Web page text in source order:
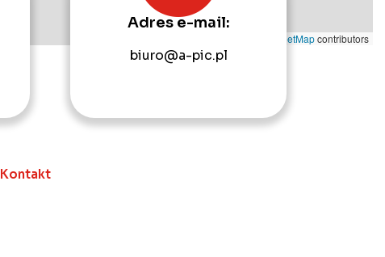
OpenStreetMapcontributors
Adres e-mail:
biuro@a-pic.pl
Kontakt